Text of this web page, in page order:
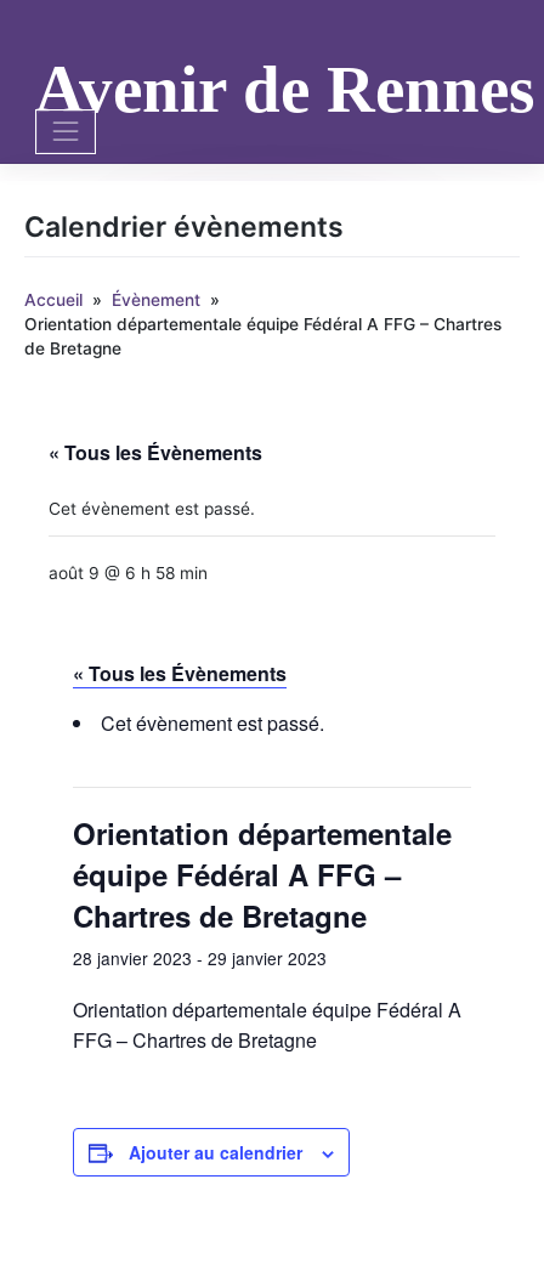
Avenir de
Calendrier évènements
Accueil » Évènement »
Orientation départementale équipe Fédéral A FFG – Chartres
de Bretagne
« Tous les Évènements
Cet évènement est passé.
août 9 @ 6 h 58 min
« Tous les Évènements
Cet évènement est passé.
Orientation départementale
équipe Fédéral A FFG –
Chartres de Bretagne
28 janvier 2023 - 29 janvier 2023
Orientation départementale équipe Fédéral A
FFG – Chartres de Bretagne
Ajouter au calendrier